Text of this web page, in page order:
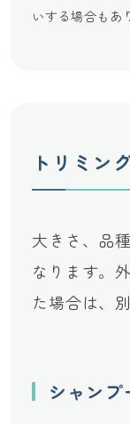
いする場合もあ
トリミン
大きさ、品
なります。
た場合は、
シャンプ